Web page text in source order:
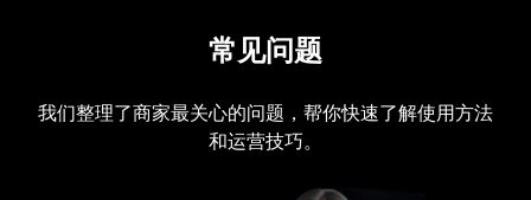
常见问题
我们整理了商家最关心的问题，帮你快速了解使用方法
和运营技巧。